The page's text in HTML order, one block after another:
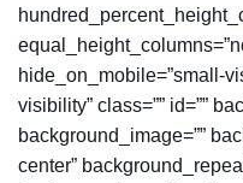
hide_on_mobile=”small-
visibility” class=”” id=””
background_image=””
center”